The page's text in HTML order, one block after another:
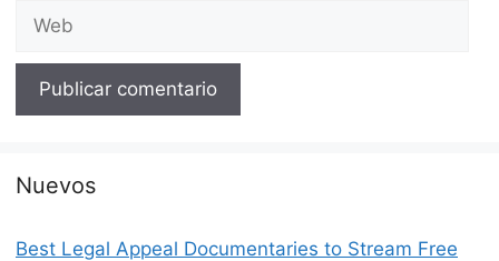
Nuevos
Best Legal Appeal Documentaries to Stream Free